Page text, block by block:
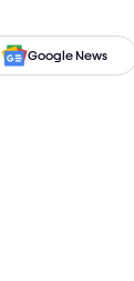
Google News